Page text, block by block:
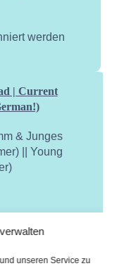
unseren Service zu
werden
| Current
& Junges
|| Young